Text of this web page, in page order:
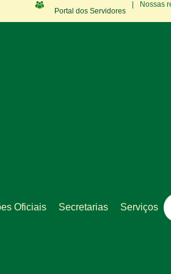
Portal dos Servidores
Nossas
Oficiais Secretarias Serviços